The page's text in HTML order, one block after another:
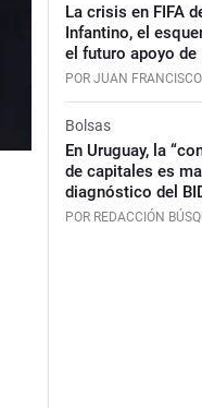
La crisis en FIFA
Infantino, el
el futuro apoyo de
POR JUAN
Bolsas
En Uruguay, la
de capitales es
diagnóstico del
POR REDACCIÓN